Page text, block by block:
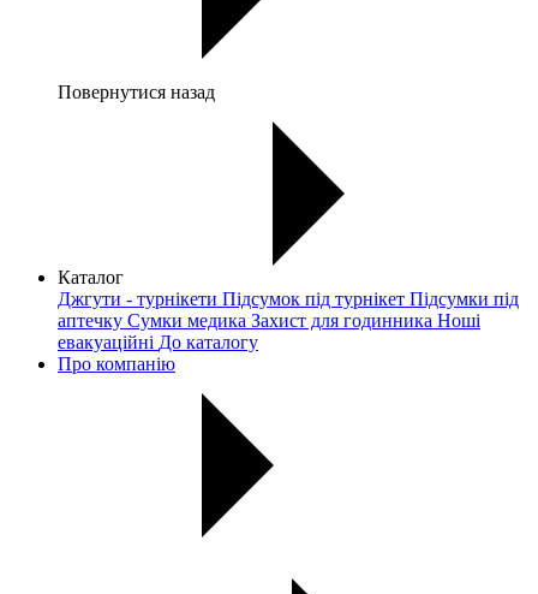
Повернутися назад
Каталог
Джгути - турнікети Підсумок під турнікет Підсумки під
аптечку Сумки медика Захист для годинника Ноші
евакуаційні До каталогу
Про компанію